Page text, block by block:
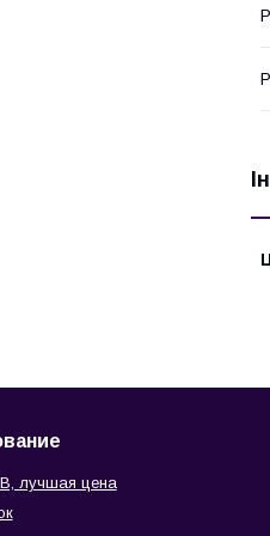
лучшая цена